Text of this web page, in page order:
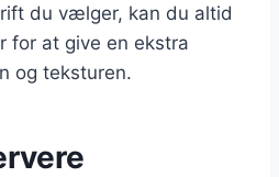
du vælger, kan du altid
for at give en ekstra
og teksturen.